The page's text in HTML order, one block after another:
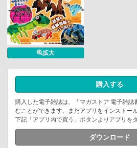
拡大
購入する
購入した電子雑誌は、「マガストア 電子雑
むことができます。まだアプリをインストー
下記「アプリ内で買う」ボタンよりアプリを
ダウンロード